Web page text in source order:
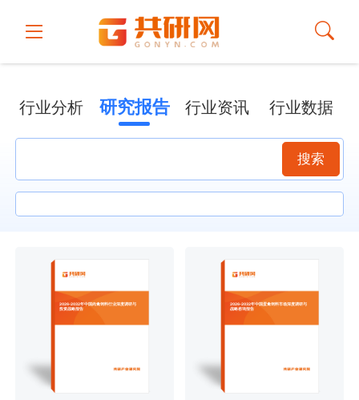
行业分析 研究报告 行业资讯 行业数据
搜索
2026-2032年中国肉禽饲料行业深度调研与
投资战略报告
2026-2032年中国蛋禽饲料市场深度调研与
战略咨询报告